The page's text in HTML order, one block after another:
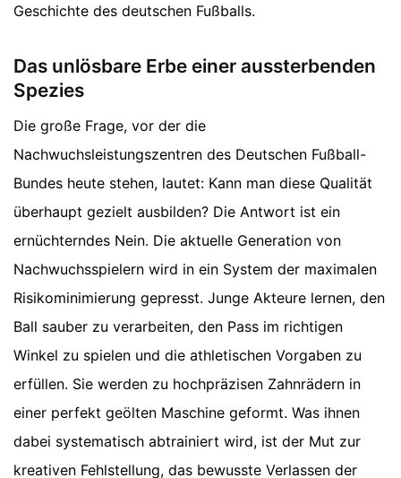
Geschichte des deutschen Fußballs.
Das unlösbare Erbe einer aussterbenden
Spezies
Die große Frage, vor der die
Nachwuchsleistungszentren des Deutschen Fußball-
Bundes heute stehen, lautet: Kann man diese Qualität
überhaupt gezielt ausbilden? Die Antwort ist ein
ernüchterndes Nein. Die aktuelle Generation von
Nachwuchsspielern wird in ein System der maximalen
Risikominimierung gepresst. Junge Akteure lernen, den
Ball sauber zu verarbeiten, den Pass im richtigen
Winkel zu spielen und die athletischen Vorgaben zu
erfüllen. Sie werden zu hochpräzisen Zahnrädern in
einer perfekt geölten Maschine geformt. Was ihnen
dabei systematisch abtrainiert wird, ist der Mut zur
kreativen Fehlstellung, das bewusste Verlassen der